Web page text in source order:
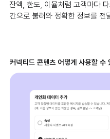
잔액, 한도, 이율처럼 고객마다
간으로 불러와 정확한 정보를 전
커넥티드 콘텐츠 어떻게 사용할 수